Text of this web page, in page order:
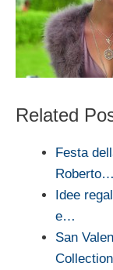
Related
Festa
Roberto…
Idee
e…
San
Collection